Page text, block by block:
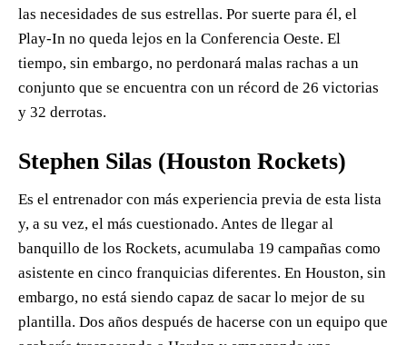
las necesidades de sus estrellas. Por suerte para él, el
Play-In no queda lejos en la Conferencia Oeste. El
tiempo, sin embargo, no perdonará malas rachas a un
conjunto que se encuentra con un récord de 26 victorias
y 32 derrotas.
Stephen Silas (Houston Rockets)
Es el entrenador con más experiencia previa de esta lista
y, a su vez, el más cuestionado. Antes de llegar al
banquillo de los Rockets, acumulaba 19 campañas como
asistente en cinco franquicias diferentes. En Houston, sin
embargo, no está siendo capaz de sacar lo mejor de su
plantilla. Dos años después de hacerse con un equipo que